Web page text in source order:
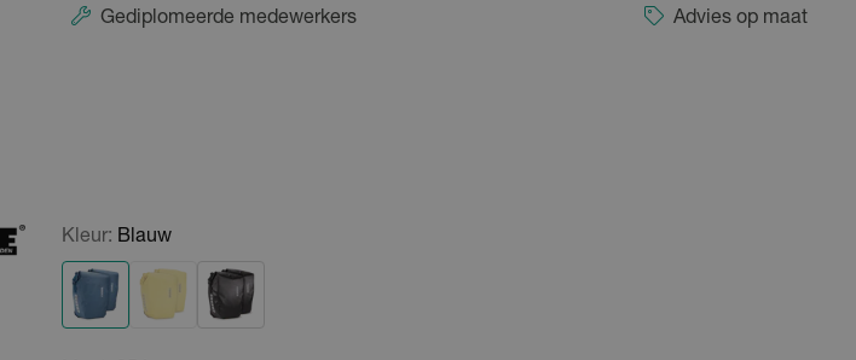
Gediplomeerde medewerkers Advies op maat
Kleur: Blauw